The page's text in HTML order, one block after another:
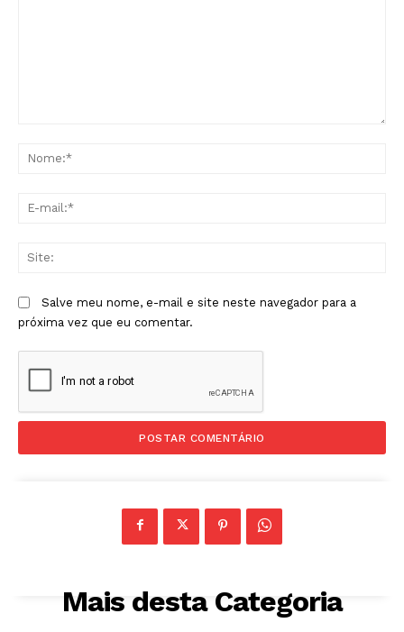
Salve meu nome, e-mail e site neste navegador para a
próxima vez que eu comentar.
Mais desta Categoria